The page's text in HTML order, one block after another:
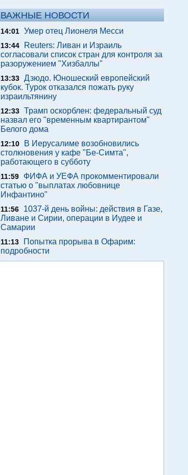
ВАЖНЫЕ НОВОСТИ
14:01 Умер отец Лионеля Месси
13:44
Reuters: Ливан и Израиль
согласовали список стран для контроля за
разоружением "Хизбаллы"
13:33 Дзюдо. Юношеский европейский
кубок. Турок отказался пожать руку
израильтянину
12:33 Трамп оскорблен: федеральный суд
назвал его "временным квартирантом"
Белого дома
12:10
В Иерусалиме возобновились
столкновения у кафе "Бе-Симта",
работающего в субботу
11:59
ФИФА и УЕФА прокомментировали
статью о "выплатах любовнице
Инфантино"
11:56
1037-й день войны: действия в Газе,
Ливане и Сирии, операции в Иудее и
Самарии
11:13
Попытка прорыва в Офарим:
подробности